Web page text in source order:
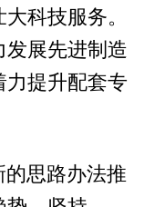
科技服务。
发展先进制造
力提升配套专
思路办法推